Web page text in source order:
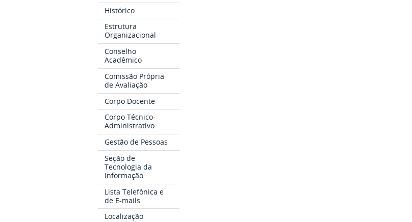
Histórico
Estrutura
Organizacional
Conselho
Acadêmico
Comissão Própria
de Avaliação
Corpo Docente
Corpo Técnico-
Administrativo
Gestão de Pessoas
Seção de
Tecnologia da
Informação
Lista Telefônica e
de E-mails
Localização